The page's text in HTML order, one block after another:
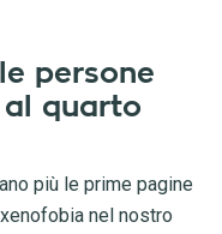
persone
al quarto
più le prime pagine
nel nostro